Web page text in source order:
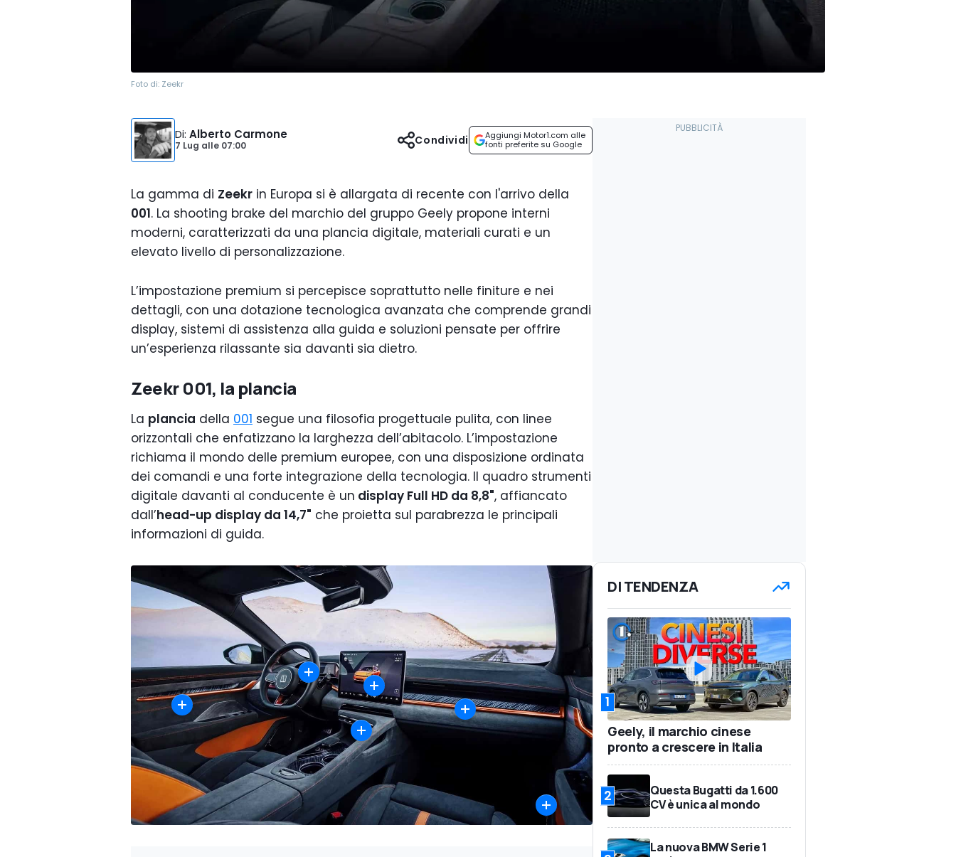
Foto di: Zeekr
Di: Alberto Carmone
7 Lug alle 07:00
Aggiungi Motor1.com alle
fonti preferite su Google
Condividi
La gamma di Zeekr in Europa si è allargata di recente con l'arrivo della
001. La shooting brake del marchio del gruppo Geely propone interni
moderni, caratterizzati da una plancia digitale, materiali curati e un
elevato livello di personalizzazione.
L’impostazione premium si percepisce soprattutto nelle finiture e nei
dettagli, con una dotazione tecnologica avanzata che comprende grandi
display, sistemi di assistenza alla guida e soluzioni pensate per offrire
un’esperienza rilassante sia davanti sia dietro.
Zeekr 001, la plancia
La plancia della 001 segue una filosofia progettuale pulita, con linee
orizzontali che enfatizzano la larghezza dell’abitacolo. L’impostazione
richiama il mondo delle premium europee, con una disposizione ordinata
dei comandi e una forte integrazione della tecnologia. Il quadro strumenti
digitale davanti al conducente è un display Full HD da 8,8", affiancato
dall’head-up display da 14,7" che proietta sul parabrezza le principali
informazioni di guida.
DI TENDENZA
1
Geely, il marchio cinese
pronto a crescere in Italia
2
Questa Bugatti da 1.600
CV è unica al mondo
La nuova BMW Serie 1